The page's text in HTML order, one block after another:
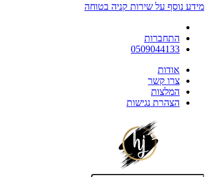
מידע נוסף על שירות קניה בטוחה
התחברות
0509044133
אודות
צרו קשר
המלצות
הצהרת נגישות